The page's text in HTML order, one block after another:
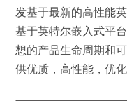
发基于最新的高性能
基于英特尔嵌入式平
想的产品生命周期和
供优质，高性能，优